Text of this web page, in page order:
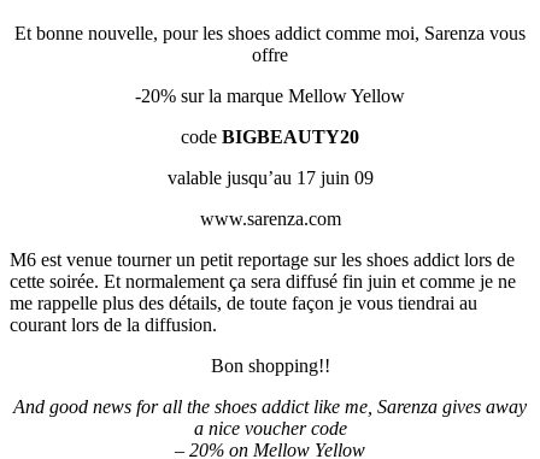
Et bonne nouvelle, pour les shoes addict comme moi, Sarenza vous
offre
-20% sur la marque Mellow Yellow
code BIGBEAUTY20
valable jusqu’au 17 juin 09
www.sarenza.com
M6 est venue tourner un petit reportage sur les shoes addict lors de
cette soirée. Et normalement ça sera diffusé fin juin et comme je ne
me rappelle plus des détails, de toute façon je vous tiendrai au
courant lors de la diffusion.
Bon shopping!!
And good news for all the shoes addict like me, Sarenza gives away
a nice voucher code
– 20% on Mellow Yellow